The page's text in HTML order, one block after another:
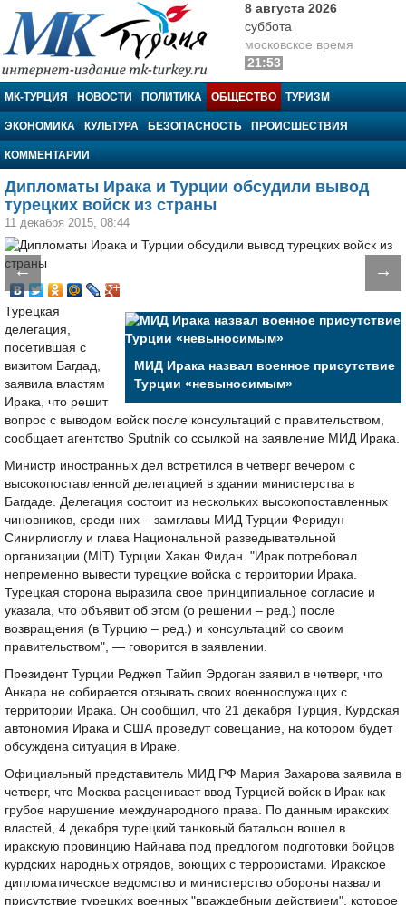
МК-Турция
8 августа 2026
суббота
московское время
21:53
МК-ТУРЦИЯ НОВОСТИ ПОЛИТИКА ОБЩЕСТВО ТУРИЗМ
ЭКОНОМИКА КУЛЬТУРА БЕЗОПАСНОСТЬ ПРОИСШЕСТВИЯ
КОММЕНТАРИИ
Дипломаты Ирака и Турции обсудили вывод
турецких войск из страны
11 декабря 2015, 08:44
← →
МИД Ирака назвал военное присутствие
Турции «невыносимым»
Турецкая
делегация,
посетившая с
визитом Багдад,
заявила властям
Ирака, что решит
вопрос с выводом войск после консультаций с правительством,
сообщает агентство Sputnik со ссылкой на заявление МИД Ирака.
Министр иностранных дел встретился в четверг вечером с
высокопоставленной делегацией в здании министерства в
Багдаде. Делегация состоит из нескольких высокопоставленных
чиновников, среди них – замглавы МИД Турции Феридун
Синирлиоглу и глава Национальной разведывательной
организации (MİT) Турции Хакан Фидан. "Ирак потребовал
непременно вывести турецкие войска с территории Ирака.
Турецкая сторона выразила свое принципиальное согласие и
указала, что объявит об этом (о решении – ред.) после
возвращения (в Турцию – ред.) и консультаций со своим
правительством", — говорится в заявлении.
Президент Турции Реджеп Тайип Эрдоган заявил в четверг, что
Анкара не собирается отзывать своих военнослужащих с
территории Ирака. Он сообщил, что 21 декабря Турция, Курдская
автономия Ирака и США проведут совещание, на котором будет
обсуждена ситуация в Ираке.
Официальный представитель МИД РФ Мария Захарова заявила в
четверг, что Москва расценивает ввод Турцией войск в Ирак как
грубое нарушение международного права. По данным иракских
властей, 4 декабря турецкий танковый батальон вошел в
иракскую провинцию Найнава под предлогом подготовки бойцов
курдских народных отрядов, воющих с террористами. Иракское
дипломатическое ведомство и министерство обороны назвали
присутствие турецких военных "враждебным действием", которое